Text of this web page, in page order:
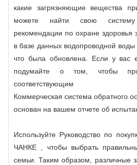
какие загрязняющие вещества
можете найти свою
рекомендации по охране здоровья
в базе данных водопроводной воды
что была обновлена. Если у вас
подумайте о том, чтобы
Коммерческая система обратного
основан на вашем отчете об
Используйте Руководство по
ЧАНКЕ , чтобы выбрать
семьи. Таким образом, различные